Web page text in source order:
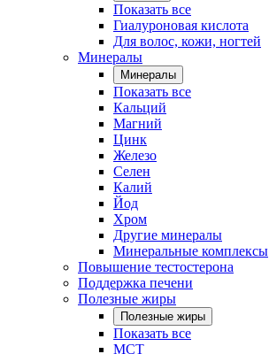
Показать все
Гиалуроновая кислота
Для волос, кожи, ногтей
Минералы
Минералы
Показать все
Кальций
Магний
Цинк
Железо
Селен
Калий
Йод
Хром
Другие минералы
Минеральные комплексы
Повышение тестостерона
Поддержка печени
Полезные жиры
Полезные жиры
Показать все
MCT